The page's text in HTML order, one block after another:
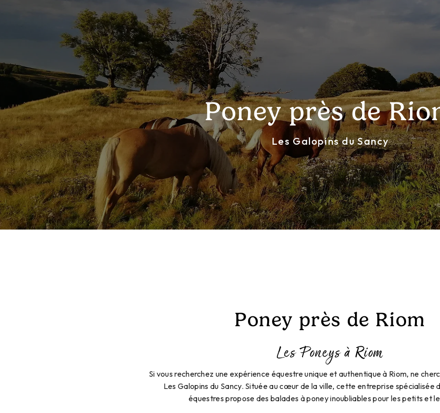
Poney près de
Les Galopins du Sancy
Poney près de Riom
Les Poneys à Riom
Si vous recherchez une expérience équestre unique et authentique à Riom, ne
Les Galopins du Sancy. Située au cœur de la ville, cette entreprise spécialisée
équestres propose des balades à poney inoubliables pour les petits et